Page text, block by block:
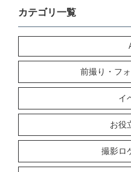
カテゴリ一覧
前撮り・フ
イ
お役
撮影ロ